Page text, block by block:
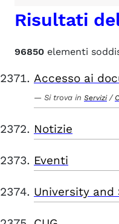
Risultati
96850 elementi
Accesso ai
Si trova in Servizi /
Notizie
Eventi
University and